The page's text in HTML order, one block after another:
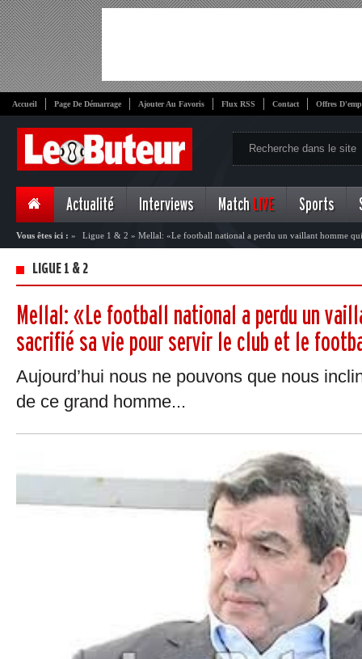
Accueil Page De Démarrage Ajouter Au Favoris Flux RSS Contact Offres
Actualité Interviews Match LIVE Sports
Vous êtes ici : » Ligue 1 & 2 » Mellal: «Le football national a perdu un vaillant homme
football»
LIGUE 1 & 2
Mellal: «Le football national a perdu un
sacrifié sa vie pour servir le club et le
Aujourd’hui nous ne pouvons que nous
de ce grand homme...